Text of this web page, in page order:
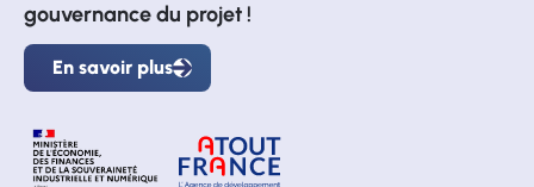
gouvernance du projet !
En
savoir
En savoir plus